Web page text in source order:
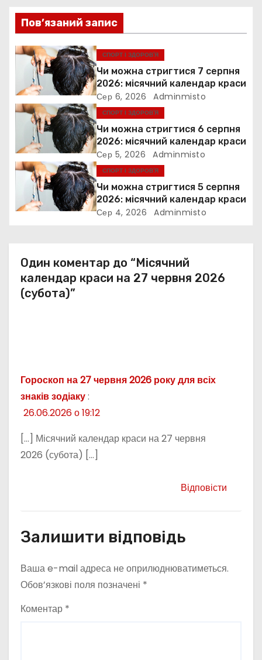
і
я
а
и
с
і
Пов’язаний запис
СПОРТ І ЗДОРОВ’Я
Чи можна стригтися 7 серпня
2026: місячний календар краси
Сер 6, 2026 Adminmisto
СПОРТ І ЗДОРОВ’Я
Чи можна стригтися 6 серпня
2026: місячний календар краси
Сер 5, 2026 Adminmisto
СПОРТ І ЗДОРОВ’Я
Чи можна стригтися 5 серпня
2026: місячний календар краси
Сер 4, 2026 Adminmisto
Один коментар до “Місячний
календар краси на 27 червня 2026
(субота)”
Гороскоп на 27 червня 2026 року для всіх
знаків зодіаку:
26.06.2026 о 19:12
[…] Місячний календар краси на 27 червня
2026 (субота) […]
Відповісти
Залишити відповідь
Ваша e-mail адреса не оприлюднюватиметься.
Обов’язкові поля позначені *
Коментар *